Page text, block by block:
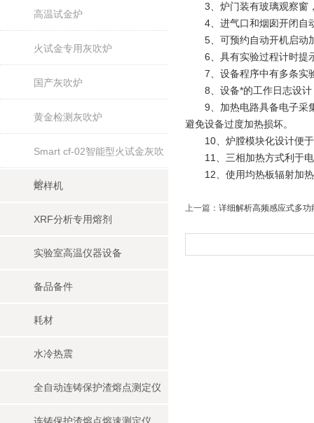
高温试金炉
火试金专用灰吹炉
国产灰吹炉
黄金检测灰吹炉
Smart cf-02智能型火试金灰吹
炉
熔样机
XRF分析专用熔剂
实验室高温仪器设备
备品备件
耗材
水冷热震
全自动连铸保护渣熔点测定仪
3、炉门装有玻璃观察窗，
4、进气口和烟囱开闭自动
5、可预约自动开机启动加
6、具有实验过程计时提示
7、设备程序中有多条实验
8、设备*的工作日志设计
9、加热电路具备电子采集
避免设备过度加热损坏。
10、炉膛模块化设计便于
11、三相加热方式利于电
12、使用均热板辐射加热
上一篇： 详细解析高频感应式多